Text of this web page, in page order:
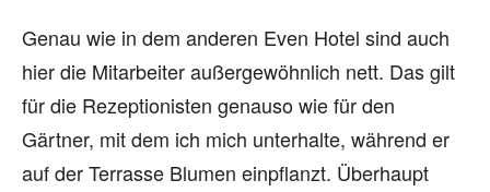
Genau wie in dem anderen Even Hotel sind auch
hier die Mitarbeiter außergewöhnlich nett. Das gilt
für die Rezeptionisten genauso wie für den
Gärtner, mit dem ich mich unterhalte, während er
auf der Terrasse Blumen einpflanzt. Überhaupt